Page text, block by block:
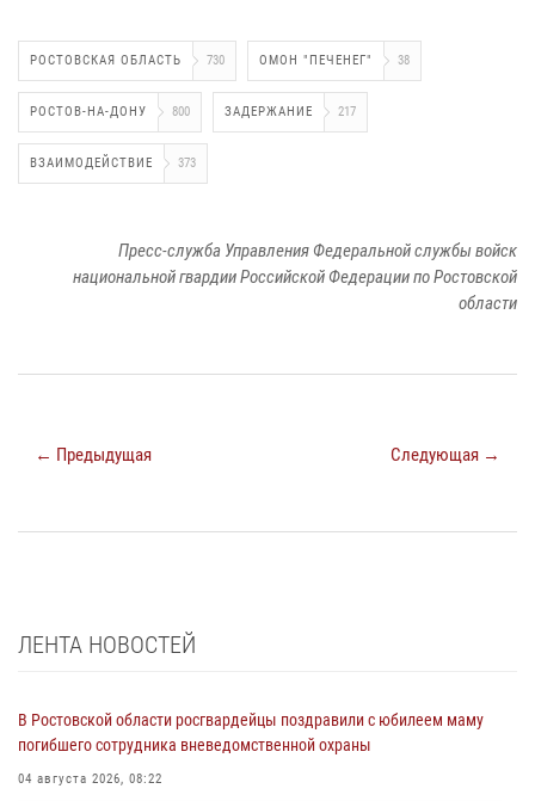
РОСТОВСКАЯ ОБЛАСТЬ 730 ОМОН "ПЕЧЕНЕГ" 38
РОСТОВ-НА-ДОНУ 800 ЗАДЕРЖАНИЕ 217
ВЗАИМОДЕЙСТВИЕ 373
Пресс-служба Управления Федеральной службы войск
национальной гвардии Российской Федерации по Ростовской
области
← Предыдущая Следующая →
ЛЕНТА НОВОСТЕЙ
В Ростовской области росгвардейцы поздравили с юбилеем маму
погибшего сотрудника вневедомственной охраны
04 августа 2026, 08:22